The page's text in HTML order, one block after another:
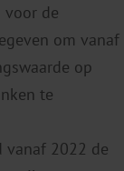
voor de
om vanaf
op
te
vanaf 2022 de